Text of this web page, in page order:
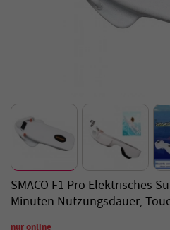
SMACO F1 Pro Elektrisches
Minuten Nutzungsdauer,
nur online